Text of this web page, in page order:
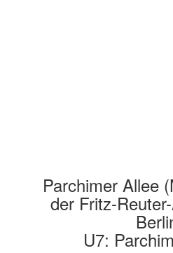
Parchimer Allee
der Fritz-
U7: